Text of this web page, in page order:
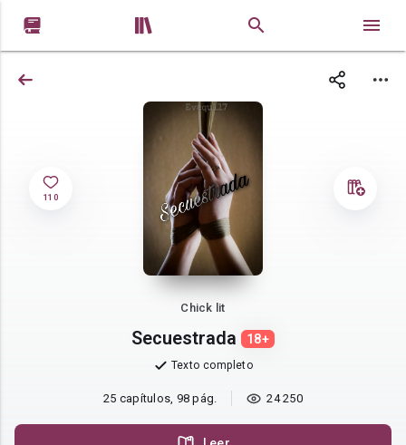
 
110
Chick lit
Secuestrada 18+
Texto completo
25 capítulos, 98 pág. 24 250